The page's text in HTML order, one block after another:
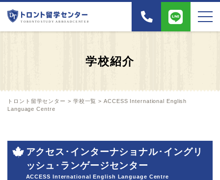
学校紹介
トロント留学センター > 学校一覧 >ACCESS International English
Language Centre
アクセス･インターナショナル･イングリ
ッシュ･ランゲージセンター
ACCESS International English Language Centre